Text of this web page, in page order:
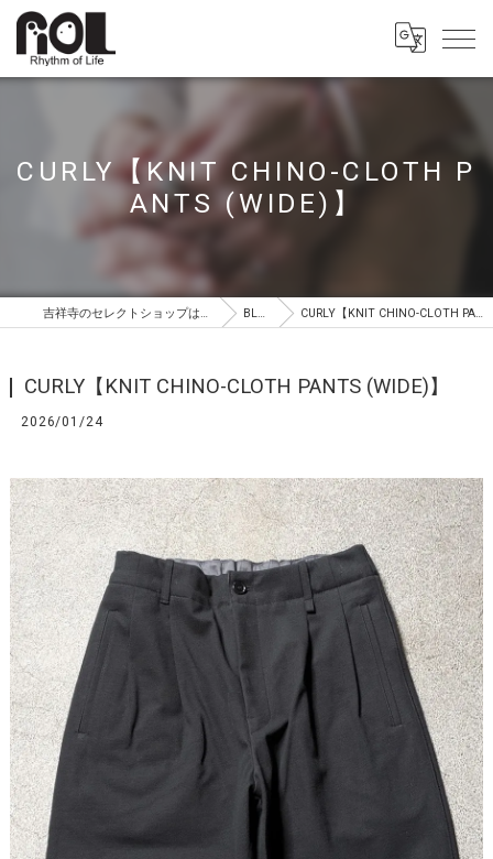
CURLY【KNIT CHINO-CLOTH P
ANTS (WIDE)】
吉祥寺のセレクトショップはROL（ロル） BLOG CURLY【KNIT CHINO-CLOTH PANTS (WIDE)】
CURLY【KNIT CHINO-CLOTH PANTS (WIDE)】
2026/01/24